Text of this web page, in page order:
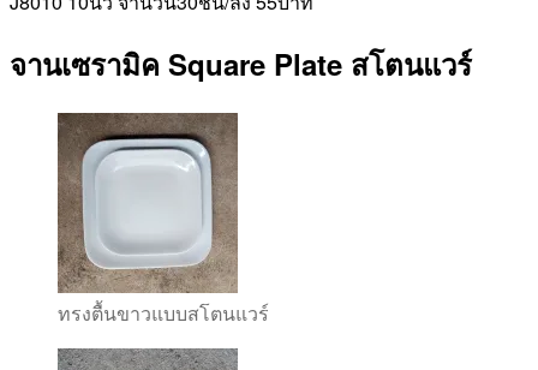
จานเซรามิค Square Plate สโตนแวร์
ทรงตื้นขาวแบบสโตนแวร์